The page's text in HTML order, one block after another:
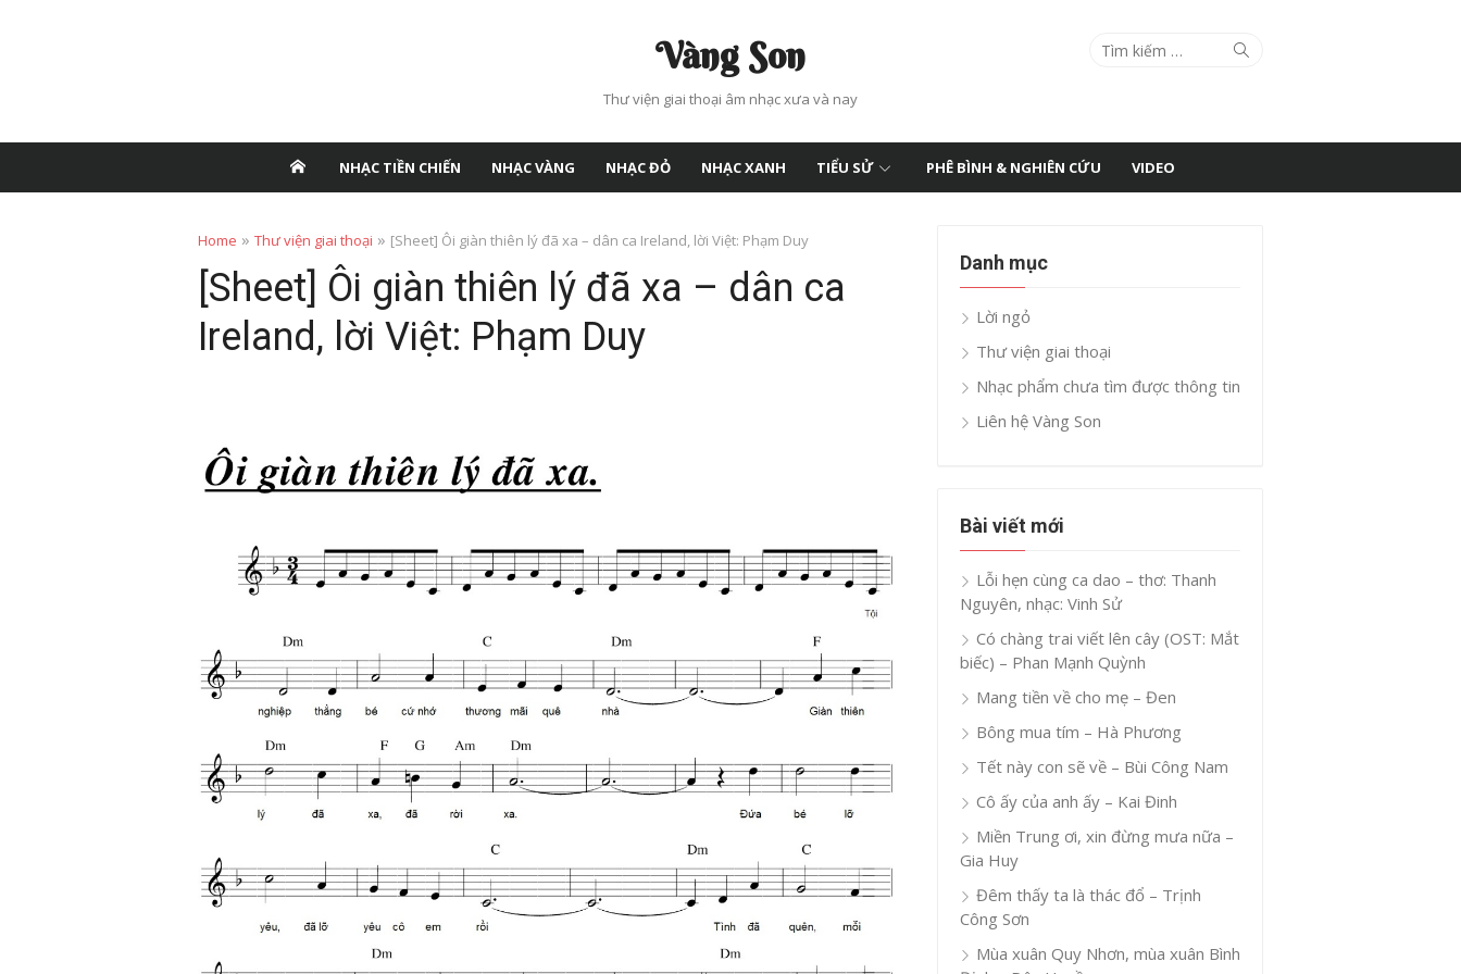
Vàng Son
Thư viện giai thoại âm nhạc xưa và nay
Search
Search
NHẠC TIỀN CHIẾN NHẠC VÀNG NHẠC ĐỎ NHẠC XANH TIỂU SỬ PHÊ BÌNH & NGHIÊN CỨU VIDEO
Home » Thư viện giai thoại » [Sheet] Ôi giàn thiên lý đã xa – dân ca Ireland, lời Việt: Phạm Duy
[Sheet] Ôi giàn thiên lý đã xa – dân ca
Ireland, lời Việt: Phạm Duy
Danh mục
Lời ngỏ
Thư viện giai thoại
Nhạc phẩm chưa tìm được thông tin
Liên hệ Vàng Son
Bài viết mới
Lỗi hẹn cùng ca dao – thơ: Thanh
Nguyên, nhạc: Vinh Sử
Có chàng trai viết lên cây (OST: Mắt
biếc) – Phan Mạnh Quỳnh
Mang tiền về cho mẹ – Đen
Bông mua tím – Hà Phương
Tết này con sẽ về – Bùi Công Nam
Cô ấy của anh ấy – Kai Đinh
Miền Trung ơi, xin đừng mưa nữa –
Gia Huy
Đêm thấy ta là thác đổ – Trịnh
Công Sơn
Mùa xuân Quy Nhơn, mùa xuân Bình